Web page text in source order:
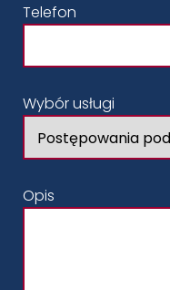
Telefon
Wybór usługi
Opis